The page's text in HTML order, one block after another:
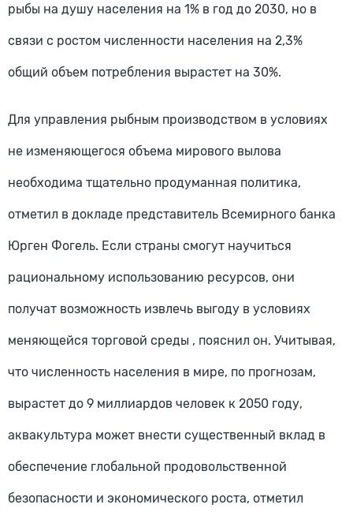
рыбы на душу населения на 1% в год до 2030, но в
связи с ростом численности населения на 2,3%
общий объем потребления вырастет на 30%.
Для управления рыбным производством в условиях
не изменяющегося объема мирового вылова
необходима тщательно продуманная политика,
отметил в докладе представитель Всемирного банка
Юрген Фогель. Если страны смогут научиться
рациональному использованию ресурсов, они
получат возможность извлечь выгоду в условиях
меняющейся торговой среды , пояснил он. Учитывая,
что численность населения в мире, по прогнозам,
вырастет до 9 миллиардов человек к 2050 году,
аквакультура может внести существенный вклад в
обеспечение глобальной продовольственной
безопасности и экономического роста, отметил